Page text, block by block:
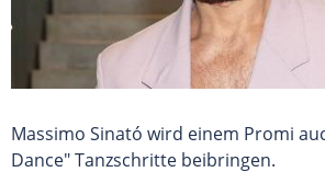
Massimo Sinató wird einem Promi
Dance" Tanzschritte beibringen.